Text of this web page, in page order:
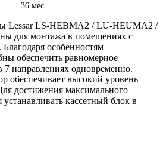
36 мес.
Lessar LS-HEBMA2 / LU-HEUMA2 /
для монтажа в помещениях с
особенностям
обеспечить равномерное
7 направлениях одновременно.
обеспечивает высокий уровень
достижения максимального
кассетный блок в